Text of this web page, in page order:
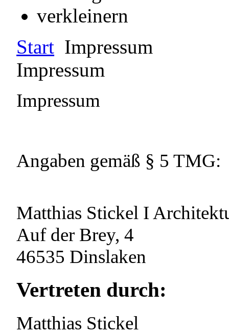
Start Impressum
Impressum
Impressum
Angaben gemäß § 5 TMG:
Matthias Stickel I
Auf der Brey, 4
46535 Dinslaken
Vertreten durch:
Matthias Stickel